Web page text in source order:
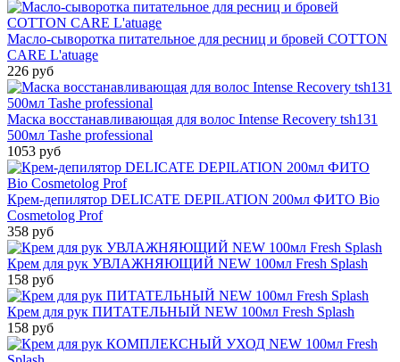
Масло-сыворотка питательное для ресниц и бровей COTTON
CARE L'atuage
226 руб
Маска восстанавливающая для волос Intense Recovery tsh131
500мл Tashe professional
1053 руб
Крем-депилятор DELICATE DEPILATION 200мл ФИТО Bio
Cosmetolog Prof
358 руб
Крем для рук УВЛАЖНЯЮЩИЙ NEW 100мл Fresh Splash
158 руб
Крем для рук ПИТАТЕЛЬНЫЙ NEW 100мл Fresh Splash
158 руб